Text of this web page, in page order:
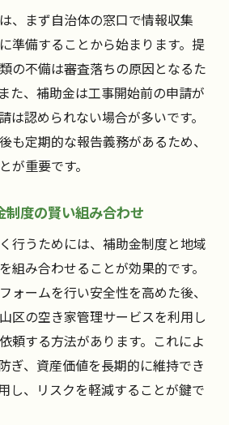
、まず自治体の窓口で情報収集
準備することから始まります。提
の不備は審査落ちの原因となるた
た、補助金は工事開始前の申請が
は認められない場合が多いです。
も定期的な報告義務があるため、
が重要です。
度の賢い組み合わせ
行うためには、補助金制度と地域
組み合わせることが効果的です。
ォームを行い安全性を高めた後、
区の空き家管理サービスを利用し
頼する方法があります。これによ
ぎ、資産価値を長期的に維持でき
し、リスクを軽減することが鍵で